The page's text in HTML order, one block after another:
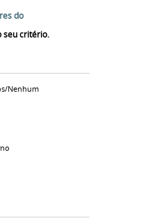
seu critério.
Nenhum
do
dias 3 e
em